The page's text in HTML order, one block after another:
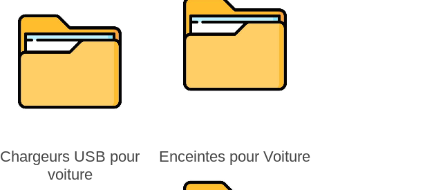
Chargeurs USB pour
voiture
Enceintes pour Voiture